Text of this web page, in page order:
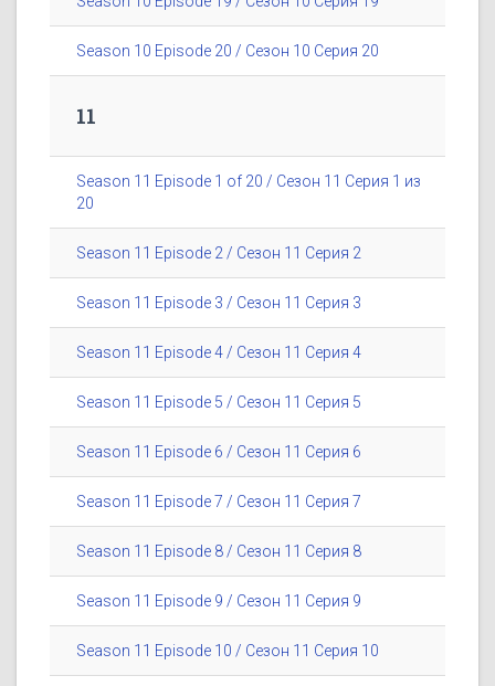
Season 10 Episode 20 / Сезон 10 Серия 20
11
Season 11 Episode 1 of 20 / Сезон 11 Серия 1 из
20
Season 11 Episode 2 / Сезон 11 Серия 2
Season 11 Episode 3 / Сезон 11 Серия 3
Season 11 Episode 4 / Сезон 11 Серия 4
Season 11 Episode 5 / Сезон 11 Серия 5
Season 11 Episode 6 / Сезон 11 Серия 6
Season 11 Episode 7 / Сезон 11 Серия 7
Season 11 Episode 8 / Сезон 11 Серия 8
Season 11 Episode 9 / Сезон 11 Серия 9
Season 11 Episode 10 / Сезон 11 Серия 10